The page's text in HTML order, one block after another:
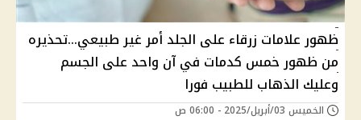
ظهور علامات زرقاء على الجلد أمر غير طبيعي...تحذيره
من ظهور خمس كدمات في آن واحد على الجسم
وعليك الذهاب للطبيب فورا
الخميس 03/أبريل/2025 - 06:00 ص